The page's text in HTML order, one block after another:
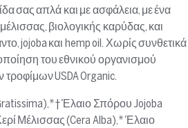
σας απλά και με ασφάλεια, με ένα
βιολογικής καρύδας, και
jojoba και hemp oil. Χωρίς συνθετικά
του εθνικού οργανισμού
USDA Organic.
Έλαιο Σπόρου Jojoba
Μέλισσας (Cera Alba),* Έλαιο